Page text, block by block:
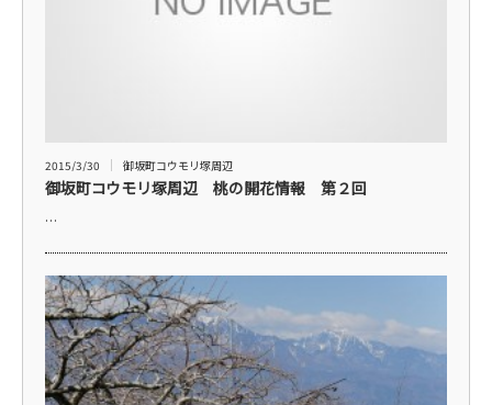
2015/3/30 御坂町コウモリ塚周辺
御坂町コウモリ塚周辺 桃の開花情報 第２回
…